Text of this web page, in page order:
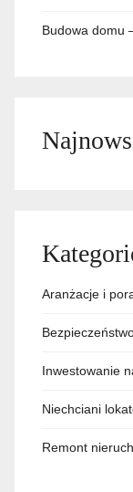
Budowa domu
Aranżacje i
Inwestowanie
Niechciani
Remont